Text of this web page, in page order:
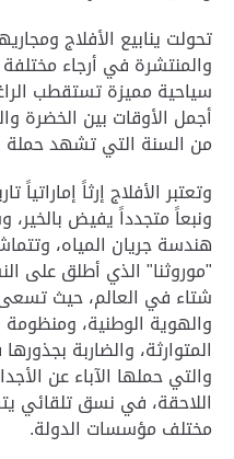
تحولت ينابيع الأفلاج
والمنتشرة في أرجاء
سياحية مميزة تستقطب
أجمل الأوقات بين الخضرة
من السنة التي تشهد حملة
وتعتبر الأفلاج إرثاً إماراتياً
ونبعاً متجدداً يفيض
هندسة جريان المياه،
"موروثنا" الذي أطلق على
شتاء في العالم، حيث تسعى
والهوية الوطنية، ومنظومة
المتوارثة، والضاربة
والتي حملها الآباء عن
اللاحقة، في نسق تلقائي
مختلف مؤسسات الدولة.